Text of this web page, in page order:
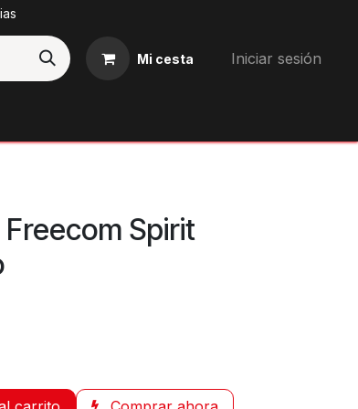
Mi cesta Iniciar sesión
Spirit